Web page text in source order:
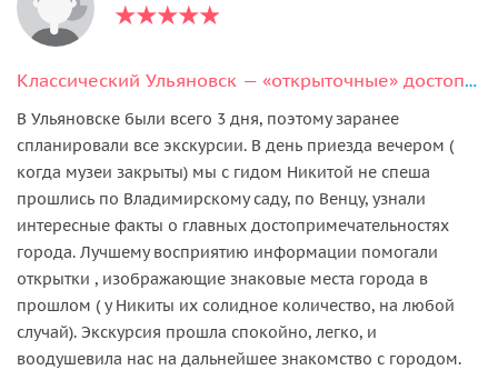
Классический Ульяновск — «открыточные» достопримечательности города
В Ульяновске были всего 3 дня, поэтому заранее
спланировали все экскурсии. В день приезда вечером (
когда музеи закрыты) мы с гидом Никитой не спеша
прошлись по Владимирскому саду, по Венцу, узнали
интересные факты о главных достопримечательностях
города. Лучшему восприятию информации помогали
открытки , изображающие знаковые места города в
прошлом ( у Никиты их солидное количество, на любой
случай). Экскурсия прошла спокойно, легко, и
воодушевила нас на дальнейшее знакомство с городом.